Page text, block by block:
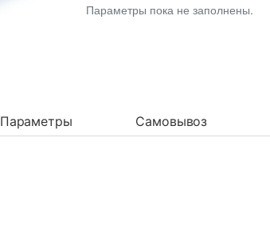
Параметры пока не заполнены.
Параметры Самовывоз